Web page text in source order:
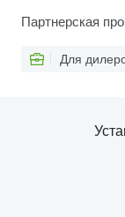
Партнерская
Для